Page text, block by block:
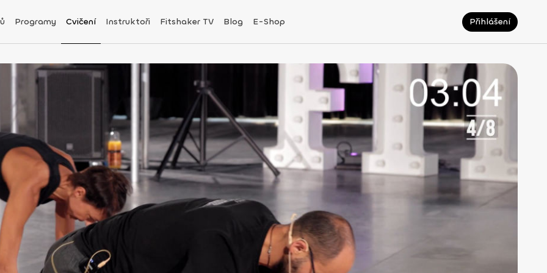
Programy Cvičení Instruktoři Fitshaker TV Blog E-Shop Přihlášení